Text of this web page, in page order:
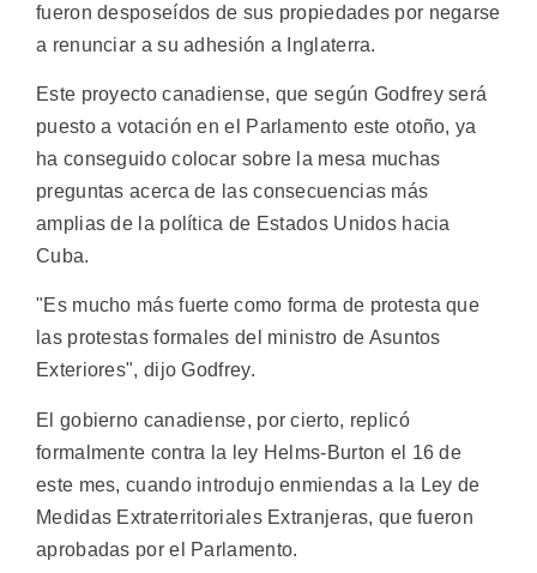
fueron desposeídos de sus propiedades por negarse
a renunciar a su adhesión a Inglaterra.
Este proyecto canadiense, que según Godfrey será
puesto a votación en el Parlamento este otoño, ya
ha conseguido colocar sobre la mesa muchas
preguntas acerca de las consecuencias más
amplias de la política de Estados Unidos hacia
Cuba.
"Es mucho más fuerte como forma de protesta que
las protestas formales del ministro de Asuntos
Exteriores", dijo Godfrey.
El gobierno canadiense, por cierto, replicó
formalmente contra la ley Helms-Burton el 16 de
este mes, cuando introdujo enmiendas a la Ley de
Medidas Extraterritoriales Extranjeras, que fueron
aprobadas por el Parlamento.